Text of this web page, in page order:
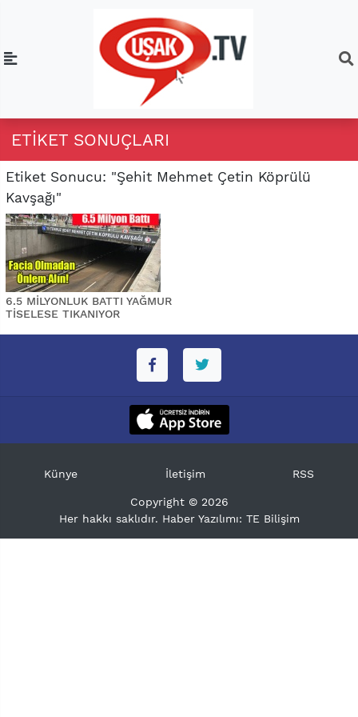
ETIKET SONUÇLARI
Etiket Sonucu: "Şehit Mehmet Çetin Köprülü
Kavşağı"
6.5 MİLYONLUK BATTI YAĞMUR
TİSELESE TIKANIYOR
Künye İletişim RSS
Copyright © 2026
Her hakkı saklıdır. Haber Yazılımı: TE Bilişim